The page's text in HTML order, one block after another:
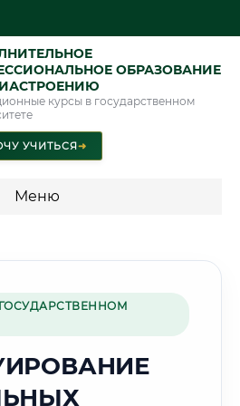
ОБРАЗОВАНИЕ
курсы в государственном
УЧИТЬСЯ➜
Меню
🕌
Г. ГРОЗНЫЙ